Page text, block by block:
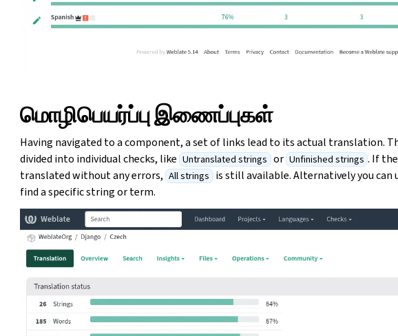
மொழிபெயர்ப்பு இணைப்புகள்
Having navigated to a component, a set of links lead to its actual translation.
divided into individual checks, like Untranslated strings or Unfinished strings . If
translated without any errors, All strings is still available. Alternatively you can
find a specific string or term.